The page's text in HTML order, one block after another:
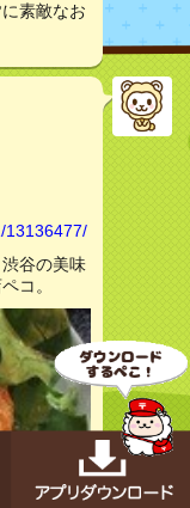
素敵なお
13136477/
谷の美味
コ。